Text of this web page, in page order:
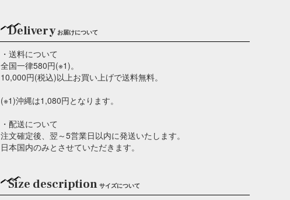
Deliveryお届けについて
・送料について
全国一律580円(※1)。
10,000円(税込)以上お買い上げで送料無料。
(※1)沖縄は1,080円となります。
・配送について
注文確定後、翌～5営業日以内に発送いたします。
日本国内のみとさせていただきます。
Size descriptionサイズについて